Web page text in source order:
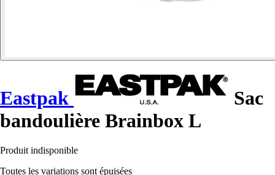
Eastpak
Sac
bandoulière Brainbox L
Produit indisponible
Toutes les variations sont épuisées